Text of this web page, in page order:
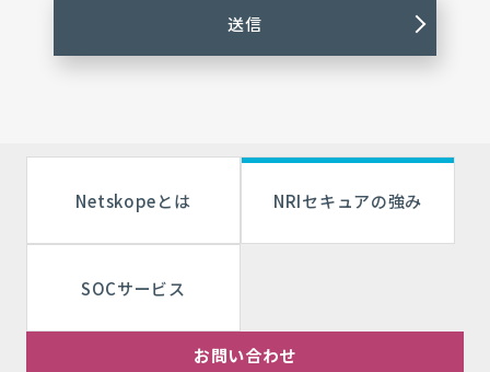
Netskopeとは NRIセキュアの強み
SOCサービス
お問い合わせ